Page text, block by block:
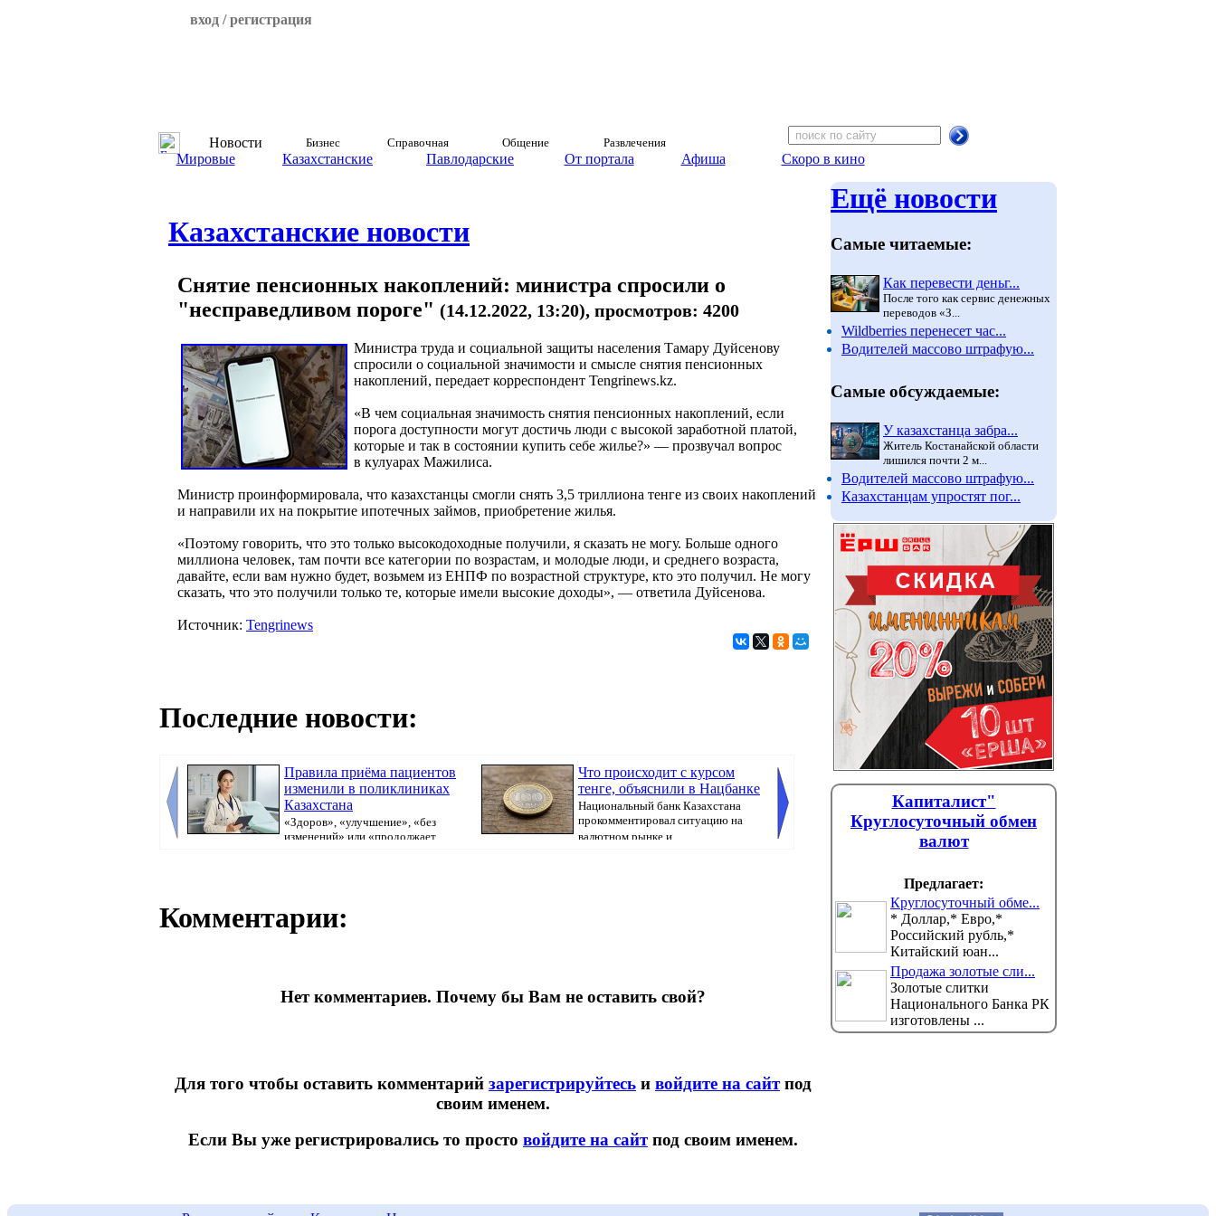
вход / регистрация
Новости Бизнес Справочная Общение Развлечения
Мировые Казахстанские Павлодарские От портала Афиша Скоро в кино
Казахстанские новости
Снятие пенсионных накоплений: министра спросили о
"несправедливом пороге" (14.12.2022, 13:20), просмотров: 4200
Министра труда и социальной защиты населения Тамару Дуйсенову
спросили о социальной значимости и смысле снятия пенсионных
накоплений, передает корреспондент Tengrinews.kz.
«В чем социальная значимость снятия пенсионных накоплений, если
порога доступности могут достичь люди с высокой заработной платой,
которые и так в состоянии купить себе жилье?» — прозвучал вопрос
в кулуарах Мажилиса.
Министр проинформировала, что казахстанцы смогли снять 3,5 триллиона тенге из своих накоплений
и направили их на покрытие ипотечных займов, приобретение жилья.
«Поэтому говорить, что это только высокодоходные получили, я сказать не могу. Больше одного
миллиона человек, там почти все категории по возрастам, и молодые люди, и среднего возраста,
давайте, если вам нужно будет, возьмем из ЕНПФ по возрастной структуре, кто это получил. Не могу
сказать, что это получили только те, которые имели высокие доходы», — ответила Дуйсенова.
Источник: Tengrinews
Последние новости:
Правила приёма пациентов
изменили в поликлиниках
Казахстана
«Здоров», «улучшение», «без
изменений» или «продолжает
Что происходит с курсом
тенге, объяснили в Нацбанке
Национальный банк Казахстана
прокомментировал ситуацию на
валютном рынке и ...
Новые предметы появятся в
школах Казахстана: что
изменится с 2026-2027
учебного года
Министерство просвещения (МП)
Казахстана продолжает реализацию единой прогр...
Комментарии:
Нет комментариев. Почему бы Вам не оставить свой?
Для того чтобы оставить комментарий зарегистрируйтесь и войдите на сайтпод
своим именем.
Если Вы уже регистрировались то просто войдите на сайтпод своим именем.
Ещё новости
Самые читаемые:
Как перевести деньг...
После того как сервис денежных
переводов «З...
Wildberries перенесет час...
Водителей массово штрафую...
Самые обсуждаемые:
У казахстанца забра...
Житель Костанайской области
лишился почти 2 м...
Водителей массово штрафую...
Казахстанцам упростят пог...
Капиталист"
Круглосуточный обмен
валют
Предлагает:
Круглосуточный обме...
* Доллар,* Евро,*
Российский рубль,*
Китайский юан...
Продажа золотые сли...
Золотые слитки
Национального Банка РК
изготовлены ...